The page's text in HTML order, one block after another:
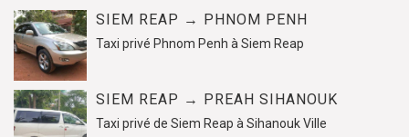
SIEM REAP → PHNOM PENH
Taxi privé Phnom Penh à Siem Reap
SIEM REAP → PREAH SIHANOUK
Taxi privé de Siem Reap à Sihanouk Ville